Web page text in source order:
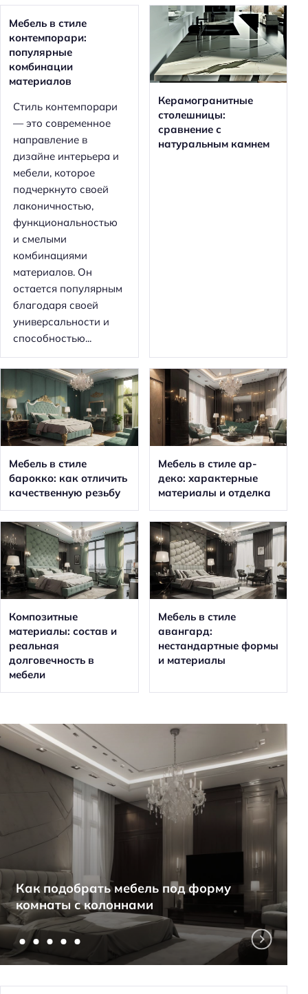
Мебель в стиле
контемпорари:
популярные
комбинации
материалов
Стиль контемпорари
— это современное
направление в
дизайне интерьера и
мебели, которое
подчеркнуто своей
лаконичностью,
функциональностью
и смелыми
комбинациями
материалов. Он
остается популярным
благодаря своей
универсальности и
способностью...
Керамогранитные
столешницы:
сравнение с
натуральным камнем
Мебель в стиле
барокко: как отличить
качественную резьбу
Мебель в стиле ар-
деко: характерные
материалы и отделка
Композитные
материалы: состав и
реальная
долговечность в
мебели
Мебель в стиле
авангард:
нестандартные формы
и материалы
Как подобрать мебель под форму
комнаты с колоннами